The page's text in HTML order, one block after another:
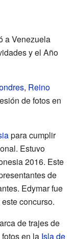
a Venezuela
y el Año
, Reino
de fotos en
para cumplir
Estuvo
2016. Este
de
Edymar fue
concurso.
de trajes de
en la Isla de